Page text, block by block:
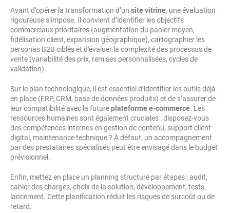
Avant d’opérer la transformation d’un site vitrine, une évaluation
rigoureuse s’impose. Il convient d’identifier les objectifs
commerciaux prioritaires (augmentation du panier moyen,
fidélisation client, expansion géographique), cartographier les
personas B2B ciblés et d'évaluer la complexité des processus de
vente (variabilité des prix, remises personnalisées, cycles de
validation).
Sur le plan technologique, il est essentiel d’identifier les outils déjà
en place (ERP, CRM, base de données produits) et de s’assurer de
leur compatibilité avec la futureplateforme e-commerce. Les
ressources humaines sont également cruciales : disposez-vous
des compétences internes en gestion de contenu, support client
digital, maintenance technique ? À défaut, un accompagnement
par des prestataires spécialisés peut être envisagé dans le budget
prévisionnel.
Enfin, mettez en place un planning structuré par étapes : audit,
cahier des charges, choix de la solution, développement, tests,
lancement. Cette planification réduit les risques de surcoût ou de
retard.